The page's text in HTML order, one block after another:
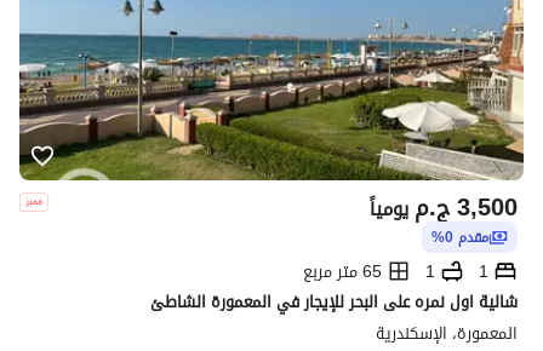
ج.م3,500 يومياً
مقدم 0%
1
1
65 متر مربع
شالية اول نمره على البحر للإيجار في المعمورة الشاطئ
المعمورة، الإسكندرية